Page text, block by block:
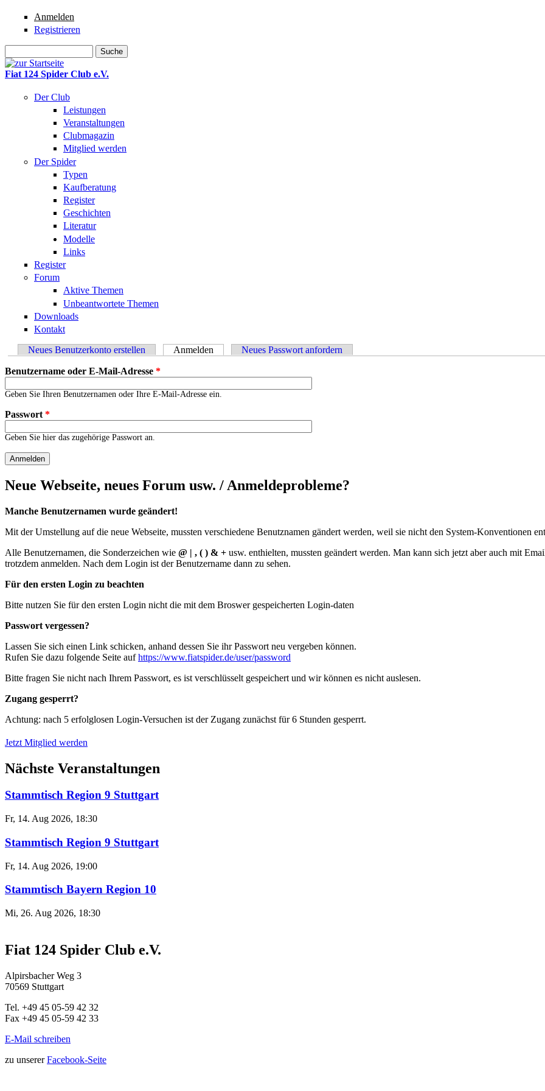
Direkt zum Inhalt
Anmelden
Registrieren
Suchformular
Fiat 124 Spider Club e.V.
Der Club
Leistungen
Veranstaltungen
Clubmagazin
Mitglied werden
Der Spider
Typen
Kaufberatung
Register
Geschichten
Literatur
Modelle
Links
Register
Forum
Aktive Themen
Unbeantwortete Themen
Downloads
Kontakt
Haupt-Reiter
Neues Benutzerkonto erstellen Anmelden (aktiver Reiter)
Neues Passwort anfordern
Benutzername oder E-Mail-Adresse *
Geben Sie Ihren Benutzernamen oder Ihre E-Mail-Adresse ein.
Passwort *
Geben Sie hier das zugehörige Passwort an.
Neue Webseite, neues Forum usw. / Anmeldeprobleme?
Manche Benutzernamen wurde geändert!
Mit der Umstellung auf die neue Webseite, mussten verschiedene Benutznamen gändert werden, weil sie nicht den System-Konventionen
Alle Benutzernamen, die Sonderzeichen wie @ | , ( ) & + usw. enthielten, mussten geändert werden. Man kann sich jetzt aber auch mit
trotzdem anmelden. Nach dem Login ist der Benutzername dann zu sehen.
Für den ersten Login zu beachten
Bitte nutzen Sie für den ersten Login nicht die mit dem Broswer gespeicherten Login-daten
Passwort vergessen?
Lassen Sie sich einen Link schicken, anhand dessen Sie ihr Passwort neu vergeben können.
Rufen Sie dazu folgende Seite aufhttps://www.fiatspider.de/user/password
Bitte fragen Sie nicht nach Ihrem Passwort, es ist verschlüsselt gespeichert und wir können es nicht auslesen.
Zugang gesperrt?
Achtung: nach 5 erfolglosen Login-Versuchen ist der Zugang zunächst für 6 Stunden gesperrt.
Jetzt Mitglied werden
Nächste Veranstaltungen
Stammtisch Region 9 Stuttgart
Fr, 14. Aug 2026, 18:30
Stammtisch Region 9 Stuttgart
Fr, 14. Aug 2026, 19:00
Stammtisch Bayern Region 10
Mi, 26. Aug 2026, 18:30
Fiat 124 Spider Club e.V.
Alpirsbacher Weg 3
70569 Stuttgart
Tel. +49 45 05-59 42 32
Fax +49 45 05-59 42 33
E-Mail schreiben
zu unsererFacebook-Seite